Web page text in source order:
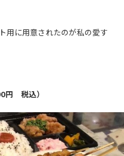
用に用意されたのが私の愛す
円 税込）